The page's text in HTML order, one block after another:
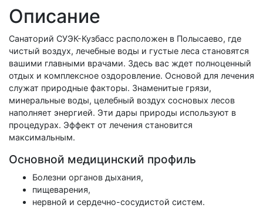
Описание
Санаторий СУЭК-Кузбасс расположен в Полысаево, где
чистый воздух, лечебные воды и густые леса становятся
вашими главными врачами. Здесь вас ждет полноценный
отдых и комплексное оздоровление. Основой для лечения
служат природные факторы. Знаменитые грязи,
минеральные воды, целебный воздух сосновых лесов
наполняет энергией. Эти дары природы используют в
процедурах. Эффект от лечения становится
максимальным.
Основной медицинский профиль
Болезни органов дыхания,
пищеварения,
нервной и сердечно-сосудистой систем.